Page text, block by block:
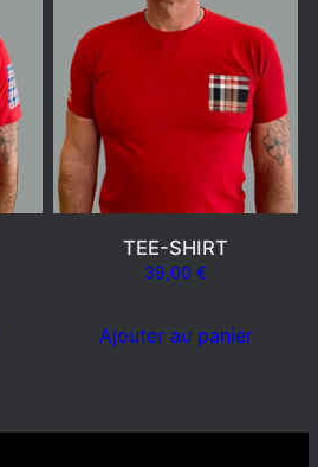
TEE-SHIRT
39,00€
Ajouter au panier